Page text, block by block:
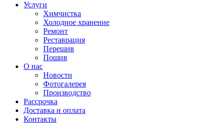
Услуги
Химчистка
Холодное хранение
Ремонт
Реставрация
Перешив
Пошив
О нас
Новости
Фотогалерея
Производство
Рассрочка
Доставка и оплата
Контакты